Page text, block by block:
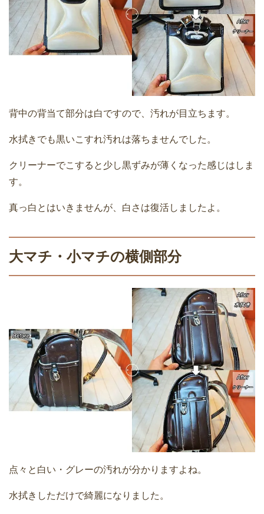
背中の背当て部分は白ですので、汚れが目立ちます。
水拭きでも黒いこすれ汚れは落ちませんでした。
クリーナーでこすると少し黒ずみが薄くなった感じはしま
す。
真っ白とはいきませんが、白さは復活しましたよ。
大マチ・小マチの横側部分
点々と白い・グレーの汚れが分かりますよね。
水拭きしただけで綺麗になりました。